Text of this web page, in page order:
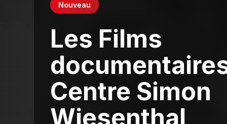
Nouveau
Les Films
Centre Simon
Wiesenthal